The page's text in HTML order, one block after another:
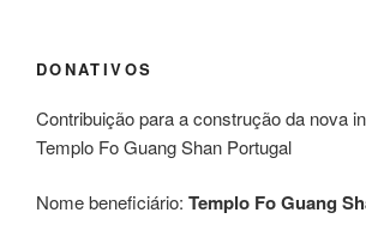
DONATIVOS
Contribuição para a construção da nova
Templo Fo Guang Shan Portugal
Nome beneficiário: Templo Fo Guang